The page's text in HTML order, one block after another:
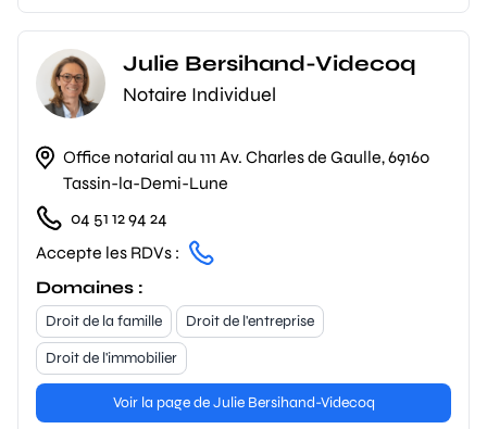
Julie Bersihand-Videcoq
Notaire Individuel
Office notarial au 111 Av. Charles de Gaulle, 69160
Tassin-la-Demi-Lune
04 51 12 94 24
Accepte les RDVs :
Domaines :
Droit de la famille
Droit de l'entreprise
Droit de l'immobilier
Voir la page de Julie Bersihand-Videcoq